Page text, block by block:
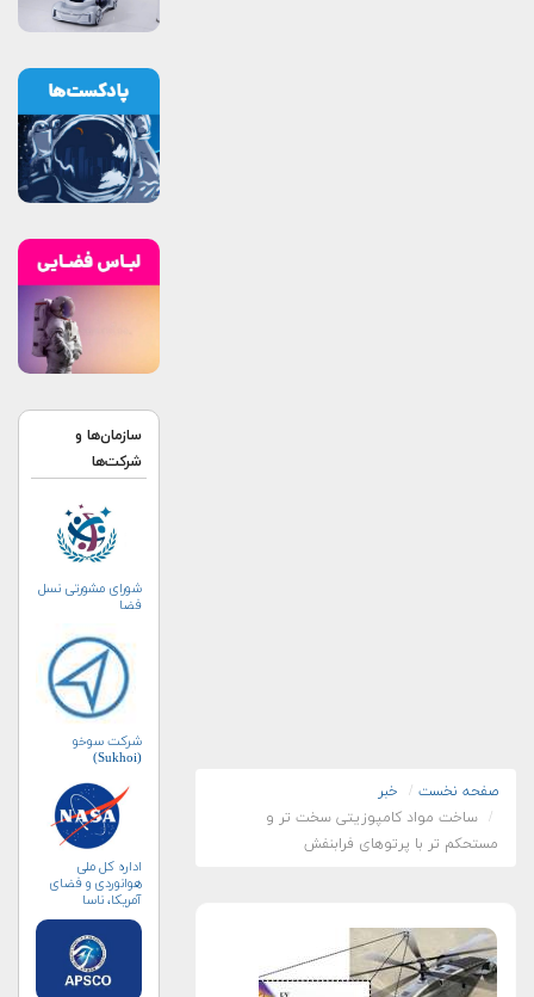
صفحه نخست
خبر
ساخت مواد کامپوزیتی سخت تر و
مستحکم تر با پرتوهای فرابنفش
سازمان‌ها و
شرکت‌ها
شورای مشورتی نسل
فضا
شرکت سوخو
(Sukhoi)
اداره کل ملی
هوانوردی و فضای
آمریکا، ناسا